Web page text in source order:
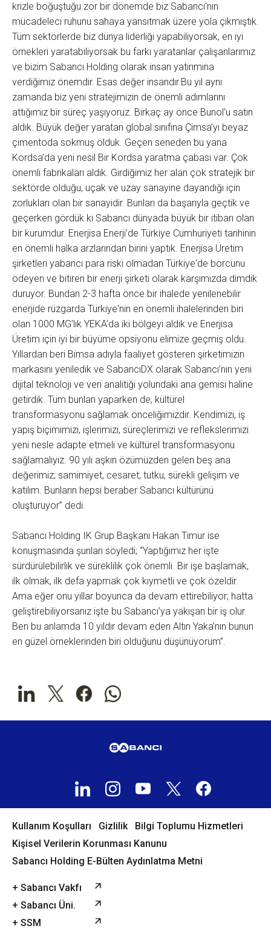
krizle boğuştuğu zor bir dönemde biz Sabancı'nın
mücadeleci ruhunu sahaya yansıtmak üzere yola çıkmıştık.
Tüm sektörlerde biz dünya liderliği yapabiliyorsak, en iyi
örnekleri yaratabiliyorsak bu farkı yaratanlar çalışanlarımız
ve bizim Sabancı Holding olarak insan yatırımına
verdiğimiz önemdir. Esas değer insandır.Bu yıl aynı
zamanda biz yeni stratejimizin de önemli adımlarını
attığımız bir süreç yaşıyoruz. Birkaç ay önce Bunol’u satın
aldık. Büyük değer yaratan global sınıfına Çimsa’yı beyaz
çimentoda sokmuş olduk. Geçen seneden bu yana
Kordsa’da yeni nesil Bir Kordsa yaratma çabası var. Çok
önemli fabrikaları aldık. Girdiğimiz her alan çok stratejik bir
sektörde olduğu, uçak ve uzay sanayine dayandığı için
zorlukları olan bir sanayidir. Bunları da başarıyla geçtik ve
geçerken gördük ki Sabancı dünyada büyük bir itibarı olan
bir kurumdur. Enerjisa Enerji’de Türkiye Cumhuriyeti tarihinin
en önemli halka arzlarından birini yaptık. Enerjisa Üretim
şirketleri yabancı para riski olmadan Türkiye'de borcunu
ödeyen ve bitiren bir enerji şirketi olarak karşımızda dimdik
duruyor. Bundan 2-3 hafta önce bir ihalede yenilenebilir
enerjide rüzgarda Türkiye'nin en önemli ihalelerinden biri
olan 1000 MG’lık YEKA’da iki bölgeyi aldık ve Enerjisa
Üretim için iyi bir büyüme opsiyonu elimize geçmiş oldu.
Yıllardan beri Bimsa adıyla faaliyet gösteren şirketimizin
markasını yeniledik ve SabancıDX olarak Sabancı’nın yeni
dijital teknoloji ve veri analitiği yolundaki ana gemisi haline
getirdik. Tüm bunları yaparken de, kültürel
transformasyonu sağlamak önceliğimizdir. Kendimizi, iş
yapış biçimimizi, işlerimizi, süreçlerimizi ve reflekslerimizi
yeni nesle adapte etmeli ve kültürel transformasyonu
sağlamalıyız. 90 yılı aşkın özümüzden gelen beş ana
değerimiz; samimiyet, cesaret, tutku, sürekli gelişim ve
katılım. Bunların hepsi beraber Sabancı kültürünü
oluşturuyor” dedi.
Sabancı Holding IK Grup Başkanı Hakan Timur ise
konuşmasında şunları söyledi; “Yaptığımız her işte
sürdürülebilirlik ve süreklilik çok önemli. Bir işe başlamak,
ilk olmak, ilk defa yapmak çok kıymetli ve çok özeldir.
Ama eğer onu yıllar boyunca da devam ettirebiliyor; hatta
geliştirebiliyorsanız işte bu Sabancı’ya yakışan bir iş olur.
Ben bu anlamda 10 yıldır devam eden Altın Yaka’nın bunun
en güzel örneklerinden biri olduğunu düşünüyorum”.
Kullanım Koşulları Gizlilik
Bilgi Toplumu Hizmetleri
Kişisel Verilerin Korunması Kanunu
Sabancı Holding E-Bülten Aydınlatma Metni
+ Sabancı Vakfı
+ Sabancı Üni.
+ SSM